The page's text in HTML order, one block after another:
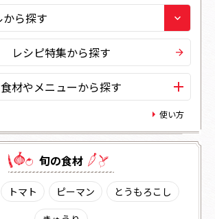
レシピ特集から探す
食材やメニューから探す
使い方
旬の⾷材
トマト ピーマン
とうもろこし